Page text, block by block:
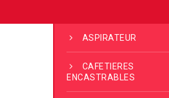
ASPIRATEUR
CAFETIERES
ENCASTRABLES